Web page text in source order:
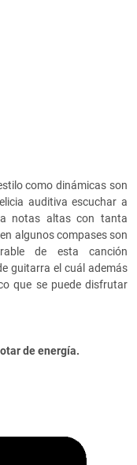
como dinámicas son
auditiva escuchar a
notas altas con tanta
algunos compases son
de esta canción
guitarra el cuál además
que se puede disfrutar
de energía.